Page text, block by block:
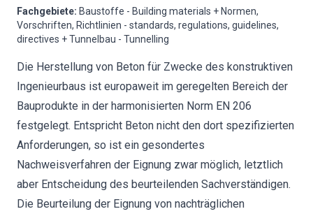
Fachgebiete: Baustoffe - Building materials + Normen,
Vorschriften, Richtlinien - standards, regulations, guidelines,
directives + Tunnelbau - Tunnelling
Die Herstellung von Beton für Zwecke des konstruktiven
Ingenieurbaus ist europaweit im geregelten Bereich der
Bauprodukte in der harmonisierten Norm EN 206
festgelegt. Entspricht Beton nicht den dort spezifizierten
Anforderungen, so ist ein gesondertes
Nachweisverfahren der Eignung zwar möglich, letztlich
aber Entscheidung des beurteilenden Sachverständigen.
Die Beurteilung der Eignung von nachträglichen